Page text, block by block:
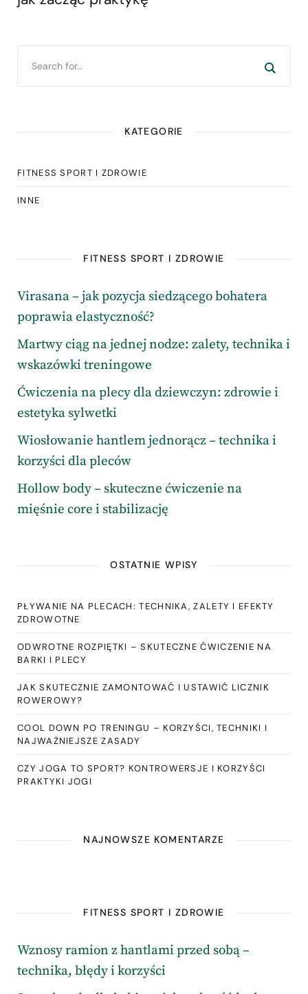
KATEGORIE
FITNESS SPORT I ZDROWIE
INNE
FITNESS SPORT I ZDROWIE
Virasana – jak pozycja siedzącego bohatera
poprawia elastyczność?
Martwy ciąg na jednej nodze: zalety, technika i
wskazówki treningowe
Ćwiczenia na plecy dla dziewczyn: zdrowie i
estetyka sylwetki
Wiosłowanie hantlem jednorącz – technika i
korzyści dla pleców
Hollow body – skuteczne ćwiczenie na
mięśnie core i stabilizację
OSTATNIE WPISY
PŁYWANIE NA PLECACH: TECHNIKA, ZALETY I EFEKTY
ZDROWOTNE
ODWROTNE ROZPIĘTKI – SKUTECZNE ĆWICZENIE NA
BARKI I PLECY
JAK SKUTECZNIE ZAMONTOWAĆ I USTAWIĆ LICZNIK
ROWEROWY?
COOL DOWN PO TRENINGU – KORZYŚCI, TECHNIKI I
NAJWAŻNIEJSZE ZASADY
CZY JOGA TO SPORT? KONTROWERSJE I KORZYŚCI
PRAKTYKI JOGI
NAJNOWSZE KOMENTARZE
FITNESS SPORT I ZDROWIE
Wznosy ramion z hantlami przed sobą –
technika, błędy i korzyści